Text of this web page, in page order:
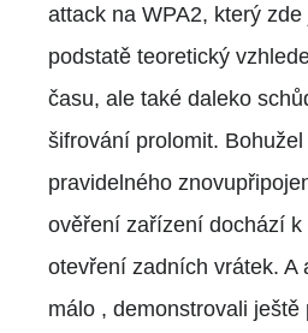
attack na WPA2, který
podstatě teoretický
času, ale také daleko
šifrování prolomit.
pravidelného
ověření zařízení dochází k
otevření zadních vrátek. A
málo , demonstrovali ještě